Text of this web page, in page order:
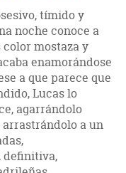
tímido y
noche conoce a
color mostaza y
enamorándose
a que parece que
Lucas lo
agarrándolo
a un
definitiva,